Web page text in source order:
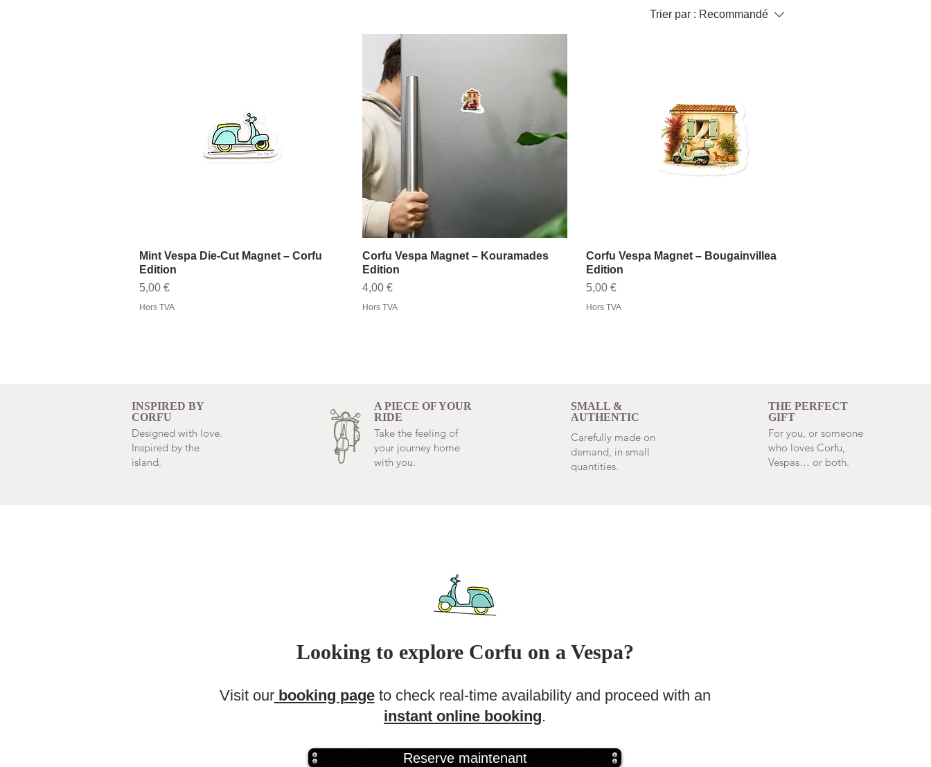
Trier par : Recommandé
Aperçu rapide
Mint Vespa Die-Cut Magnet – Corfu
Edition
Prix
5,00 €
Hors TVA
Aperçu rapide
Corfu Vespa Magnet – Kouramades
Edition
Prix
4,00 €
Hors TVA
Aperçu rapide
Corfu Vespa Magnet – Bougainvillea
Edition
Prix
5,00 €
Hors TVA
INSPIRED BY
CORFU
Designed with love.
Inspired by the
island.
A PIECE OF YOUR
RIDE
Take the feeling of
your journey home
with you.
SMALL &
AUTHENTIC
Carefully made on
demand, in small
quantities.
THE PERFECT
GIFT
For you, or someone
who loves Corfu,
Vespas… or both.
Looking to explore Corfu on a Vespa?
Visit ourbooking pageto check real-time availability and proceed with an
instant online booking.
Reserve maintenant